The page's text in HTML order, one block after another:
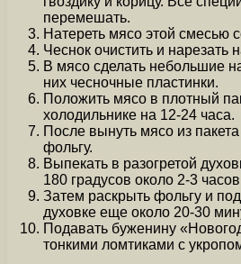
перемешать.
Натереть мясо этой смесью
Чеснок очистить и нарезать
В мясо сделать небольшие
них чесночные пластинки.
Положить мясо в плотный
холодильнике на 12-24 часа.
После вынуть мясо из
фольгу.
Выпекать в разогретой
180 градусов около 2-3
Затем раскрыть фольгу и
духовке еще около 20-30
Подавать буженину
тонкими ломтиками с